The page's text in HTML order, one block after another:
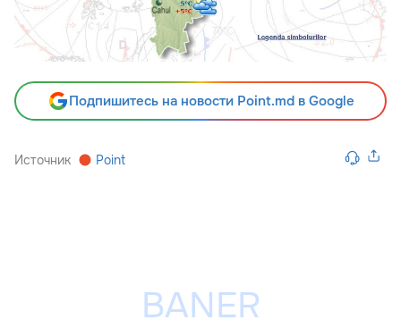
Подпишитесь на новости Point.md в Google
Источник Point